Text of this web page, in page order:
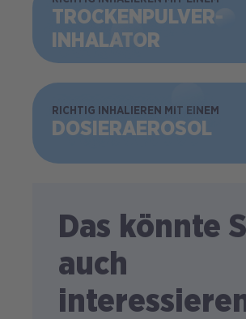
TROCKEN­PULVER­
INHALATOR
BILD
RICHTIG INHALIEREN MIT EINEM
DOSIER­AEROSOL
Das könnte
auch